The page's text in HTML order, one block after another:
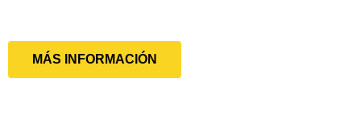
MÁS INFORMACIÓN